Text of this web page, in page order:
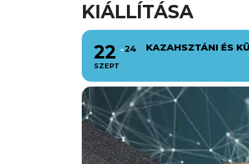
KIÁLLÍTÁSA
22
SZEPT
24 KAZAHSZTÁNI ÉS